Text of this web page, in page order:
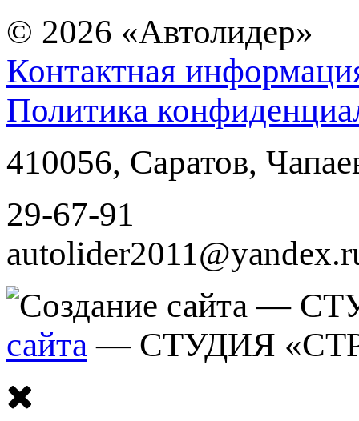
© 2026 «Автолидер»
Контактная
Политика
410056, Саратов,
29-67-91
сайта — СТУДИЯ